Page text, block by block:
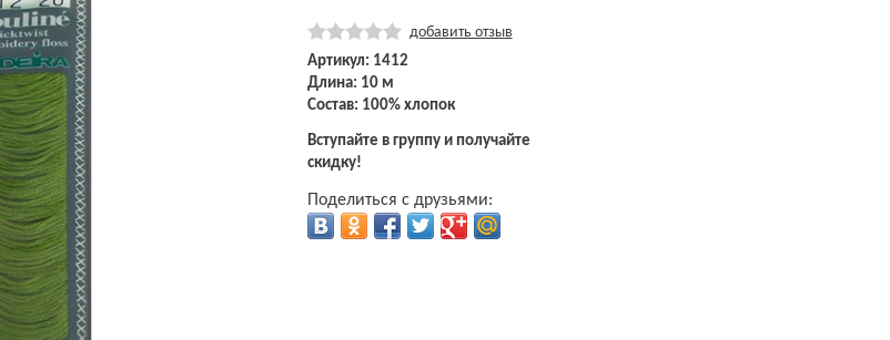
добавить отзыв
Артикул: 1412
Длина: 10 м
Состав: 100% хлопок
Вступайте в группу и получайте
скидку!
Поделиться с друзьями: